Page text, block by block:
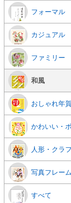
フォーマル
カジュアル
ファミリー
和風
おしゃれ年
かわいい・
人形・クラ
写真フレーム
すべて